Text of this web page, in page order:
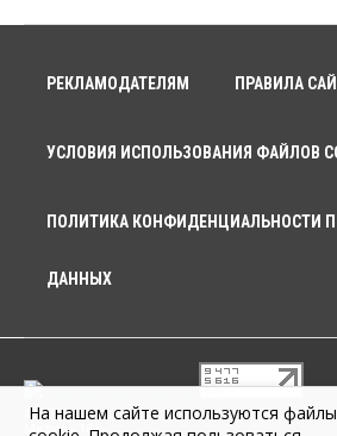
РЕКЛАМОДАТЕЛЯМ ПРАВИЛА
УСЛОВИЯ ИСПОЛЬЗОВАНИЯ ФАЙЛОВ
ПОЛИТИКА КОНФИДЕНЦИАЛЬНОСТИ
ДАННЫХ
© 2026 г. Общество с ограниченной
Медиа» 18+
На нашем сайте используются файлы